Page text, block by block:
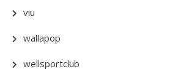
viu
wallapop
wellsportclub